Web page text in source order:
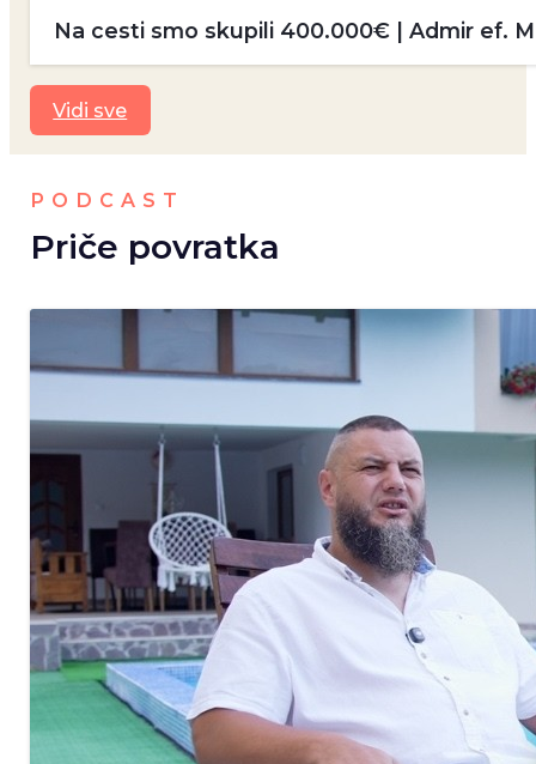
Na cesti smo skupili 400.000€ | Admir ef.
Vidi sve
PODCAST
Priče povratka